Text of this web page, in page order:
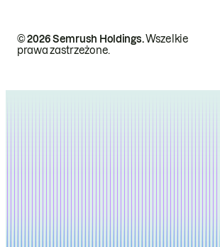
© 2026 Semrush Holdings.Wszelkie
prawa zastrzeżone.